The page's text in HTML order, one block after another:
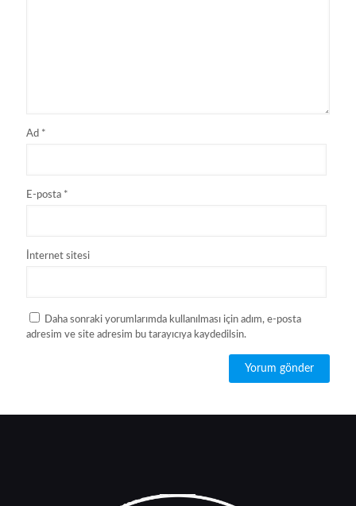
Ad *
E-posta *
İnternet sitesi
Daha sonraki yorumlarımda kullanılması için adım, e-posta
adresim ve site adresim bu tarayıcıya kaydedilsin.